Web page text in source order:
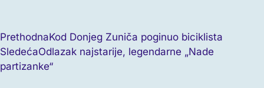
PrethodnaKod Donjeg Zuniča poginuo biciklista
SledećaOdlazak najstarije, legendarne „Nade
partizanke“